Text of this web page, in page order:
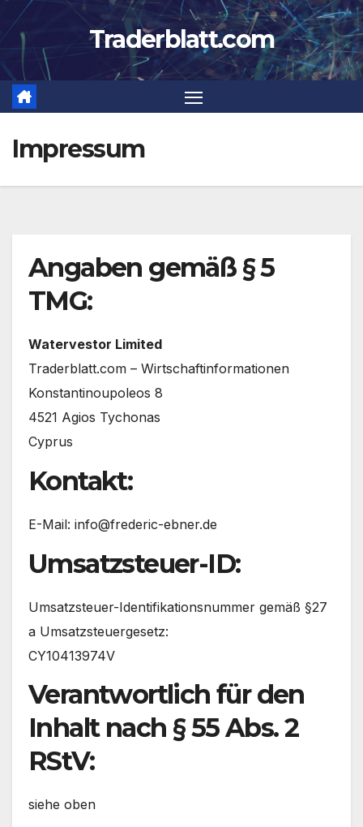
Zum
Inhalt
springen
Traderblatt.com
Impressum
Angaben gemäß § 5
TMG:
Watervestor Limited
Traderblatt.com – Wirtschaftinformationen
Konstantinoupoleos 8
4521 Agios Tychonas
Cyprus
Kontakt:
E-Mail: info@frederic-ebner.de
Umsatzsteuer-ID:
Umsatzsteuer-Identifikationsnummer gemäß §27
a Umsatzsteuergesetz:
CY10413974V
Verantwortlich für den
Inhalt nach § 55 Abs. 2
RStV:
siehe oben